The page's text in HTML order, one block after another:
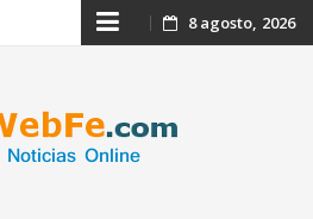
Skip
content
8 agosto, 2026